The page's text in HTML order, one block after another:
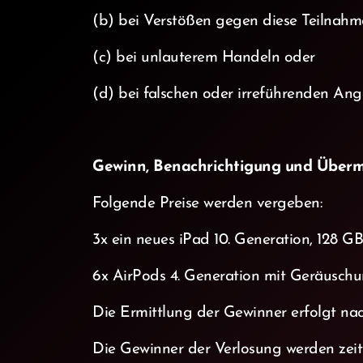
(b) bei Verstößen gegen diese
(c) bei unlauterem Handeln oder
(d) bei falschen oder irreführenden
Gewinn, Benachrichtigung und
Folgende Preise werden vergeben:
3x ein neues iPad 10. Generation, 128
6x AirPods 4. Generation mit
Die Ermittlung der Gewinner erfolgt
Die Gewinner der Verlosung werden